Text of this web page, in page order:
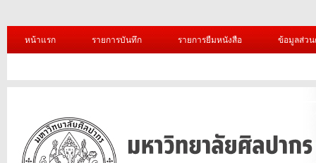
หน้าแรก รายการบันทึก รายการยืมหนังสือ ข้อมูลส่ว